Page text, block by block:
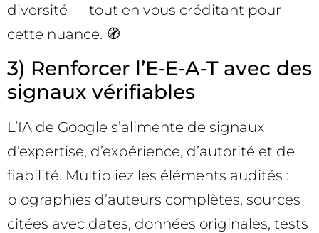
diversité — tout en vous créditant pour
cette nuance. 🧭
3) Renforcer l’E‑E‑A‑T avec des
signaux vérifiables
L’IA de Google s’alimente de signaux
d’expertise, d’expérience, d’autorité et de
fiabilité. Multipliez les éléments audités :
biographies d’auteurs complètes, sources
citées avec dates, données originales, tests